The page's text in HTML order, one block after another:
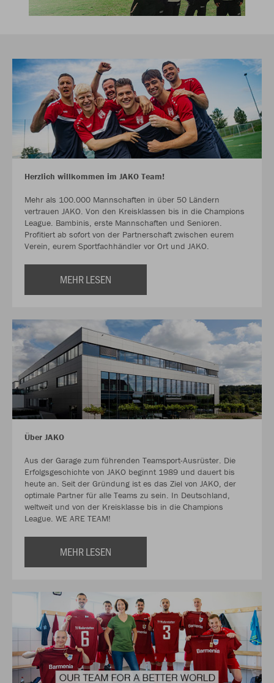
Herzlich willkommen im JAKO Team!
Mehr als 100.000 Mannschaften in über 50 Ländern
vertrauen JAKO. Von den Kreisklassen bis in die Champions
League. Bambinis, erste Mannschaften und Senioren.
Profitiert ab sofort von der Partnerschaft zwischen eurem
Verein, eurem Sportfachhändler vor Ort und JAKO.
MEHR LESEN
Über JAKO
Aus der Garage zum führenden Teamsport-Ausrüster. Die
Erfolgsgeschichte von JAKO beginnt 1989 und dauert bis
heute an. Seit der Gründung ist es das Ziel von JAKO, der
optimale Partner für alle Teams zu sein. In Deutschland,
weltweit und von der Kreisklasse bis in die Champions
League. WE ARE TEAM!
MEHR LESEN